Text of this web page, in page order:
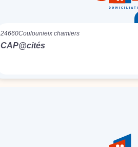
24660Coulounieix chamiers
CAP@cités